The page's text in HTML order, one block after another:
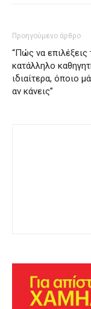
Προηγούμενο άρθρο
“Πώς να επιλέξεις
κατάλληλο
ιδιαίτερα, όποιο
αν κάνεις”